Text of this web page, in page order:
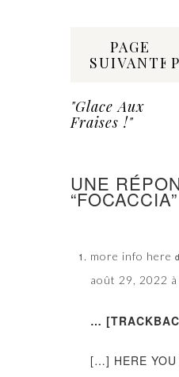
PAGE
SUIVANTE
"Glace Aux
Fraises !"
UNE
“FOCACCIA”
more info here
août 29, 2022 à
…
[…] HERE